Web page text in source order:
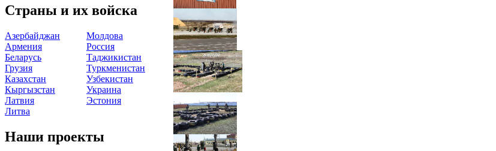
Страны и их войска
Азербайджан
Армения
Беларусь
Грузия
Казахстан
Кыргызстан
Латвия
Литва
Молдова
Россия
Таджикистан
Туркменистан
Узбекистан
Украина
Эстония
Наши проекты